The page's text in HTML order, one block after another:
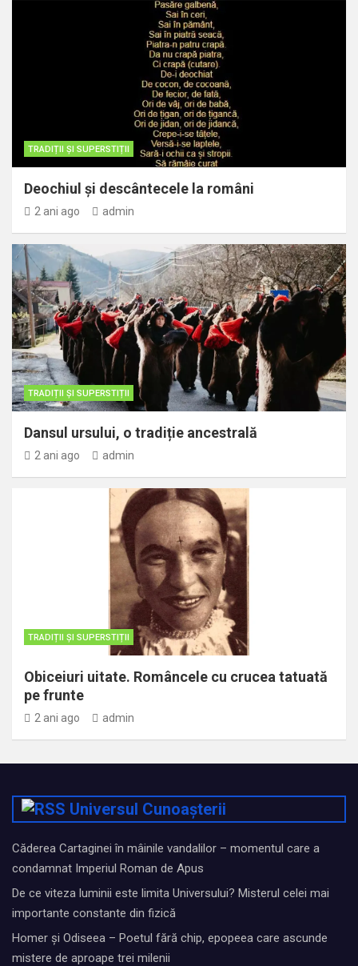
TRADIȚII ȘI SUPERSTIȚII
Deochiul și descântecele la români
2 ani ago admin
TRADIȚII ȘI SUPERSTIȚII
Dansul ursului, o tradiție ancestrală
2 ani ago admin
TRADIȚII ȘI SUPERSTIȚII
Obiceiuri uitate. Româncele cu crucea tatuată
pe frunte
2 ani ago admin
Universul Cunoașterii
Căderea Cartaginei în mâinile vandalilor – momentul care a
condamnat Imperiul Roman de Apus
De ce viteza luminii este limita Universului? Misterul celei mai
importante constante din fizică
Homer și Odiseea – Poetul fără chip, epopeea care ascunde
mistere de aproape trei milenii